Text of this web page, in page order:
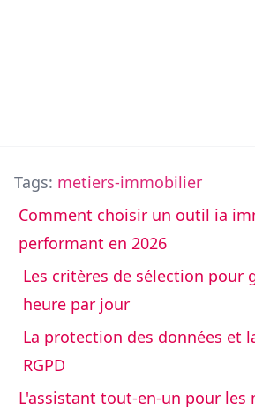
Tags: metiers-immobilier
Comment choisir un outil ia
performant en 2026
Les critères de sélection pour
heure par jour
La protection des données et
RGPD
L'assistant tout-en-un pour les